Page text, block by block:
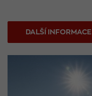
DALŠÍ INFORMACE